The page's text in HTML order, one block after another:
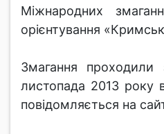
Міжнародних
орієнтування
Змагання
листопада 2013
повідомляється на